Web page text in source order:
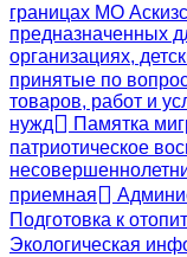
границах МО
предназначенных
организациях,
принятые по
товаров, работ и
нужд
Памятка
патриотическое
приемная
Подготовка к
Экологическая